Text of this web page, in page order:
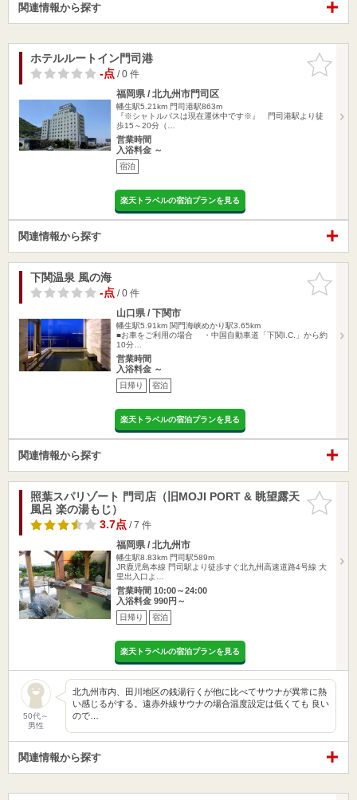
関連情報から探す
お気に入
りに追加
ホテルルートイン門司港
-点/ 0 件
福岡県 / 北九州市門司区
幡生駅5.21km 門司港駅863m
『※シャトルバスは現在運休中です※』 門司港駅より徒
歩15～20分（…
営業時間
入浴料金 ～
宿泊
楽天トラベルの宿泊プランを見る
関連情報から探す
お気に入
りに追加
下関温泉 風の海
-点/ 0 件
山口県 / 下関市
幡生駅5.91km 関門海峡めかり駅3.65km
■お車をご利用の場合 ・中国自動車道「下関I.C.」から約
10分…
営業時間
入浴料金 ～
日帰り 宿泊
楽天トラベルの宿泊プランを見る
関連情報から探す
お気に入
りに追加
照葉スパリゾート 門司店（旧MOJI PORT & 眺望露天
風呂 楽の湯もじ）
3.7点/ 7 件
福岡県 / 北九州市
幡生駅8.83km 門司駅589m
JR鹿児島本線 門司駅より徒歩すぐ北九州高速道路4号線 大
里出入口よ…
営業時間 10:00～24:00
入浴料金 990円～
日帰り 宿泊
楽天トラベルの宿泊プランを見る
50代～
男性
北九州市内、田川地区の銭湯行くが他に比べてサウナが異常に熱
い感じるがする。遠赤外線サウナの場合温度設定は低くても 良い
ので…
関連情報から探す